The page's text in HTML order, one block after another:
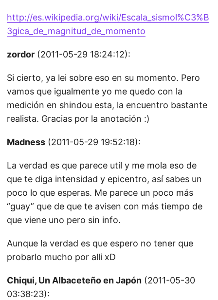
http://es.wikipedia.org/wiki/Escala_sismol%C3%B
3gica_de_magnitud_de_momento
zordor (2011-05-29 18:24:12):
Si cierto, ya lei sobre eso en su momento. Pero
vamos que igualmente yo me quedo con la
medición en shindou esta, la encuentro bastante
realista. Gracias por la anotación :)
Madness (2011-05-29 19:52:18):
La verdad es que parece util y me mola eso de
que te diga intensidad y epicentro, así sabes un
poco lo que esperas. Me parece un poco más
“guay” que de que te avisen con más tiempo de
que viene uno pero sin info.
Aunque la verdad es que espero no tener que
probarlo mucho por alli xD
Chiqui, Un Albaceteño en Japón (2011-05-30
03:38:23):